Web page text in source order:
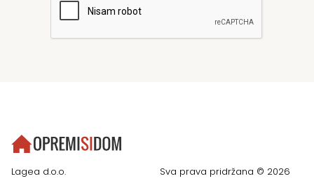
Lagea d.o.o.
Sva prava pridržana © 2026